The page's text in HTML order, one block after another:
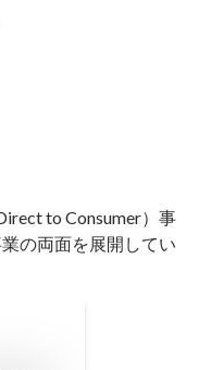
to Consumer）事
の両面を展開してい